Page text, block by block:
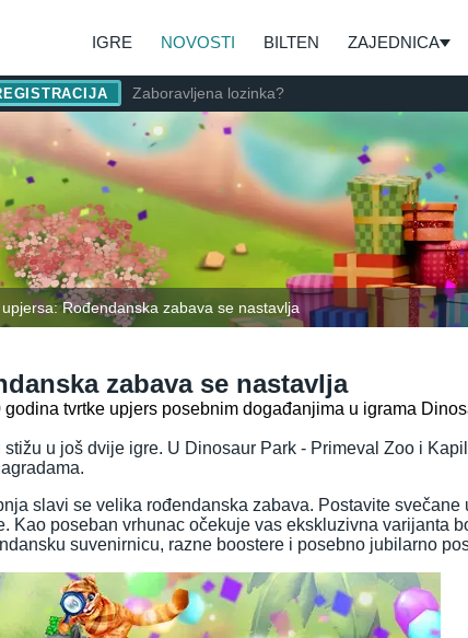
IGRE NOVOSTI BILTEN ZAJEDNICA
Zaboravljena lozinka?
Rođendanska zabava se nastavlja
zabava se nastavlja
tvrtke upjers posebnim događanjima u igrama
u još dvije igre. U Dinosaur Park - Primeval Zoo i
slavi se velika rođendanska zabava. Postavite svečane
Kao poseban vrhunac očekuje vas ekskluzivna varijanta
suvenirnicu, razne boostere i posebno jubilarno